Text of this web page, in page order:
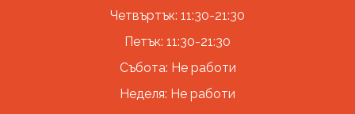
Четвъртък: 11:30-21:30
Петък: 11:30-21:30
Събота: Не работи
Неделя: Не работи